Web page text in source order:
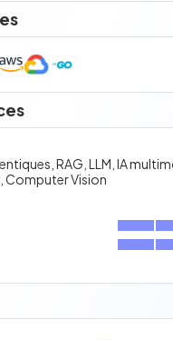
RAG, LLM, IA
Computer Vision